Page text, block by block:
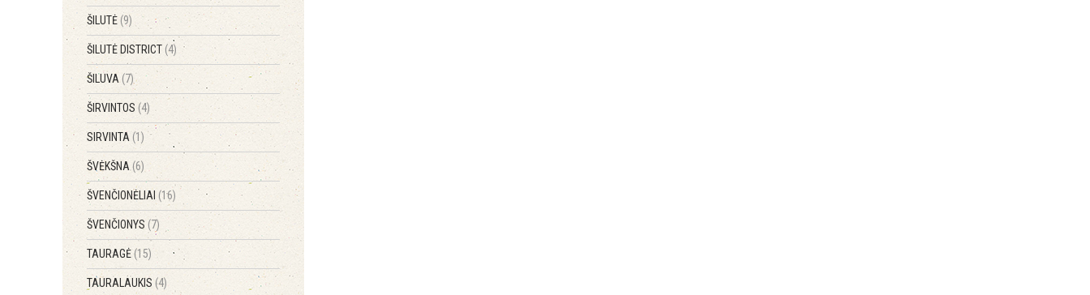
ŠILUTĖ (9)
ŠILUTĖ DISTRICT (4)
ŠILUVA (7)
ŠIRVINTOS (4)
SIRVINTA (1)
ŠVĖKŠNA (6)
ŠVENČIONĖLIAI (16)
ŠVENČIONYS (7)
TAURAGĖ(15)
TAURALAUKIS (4)